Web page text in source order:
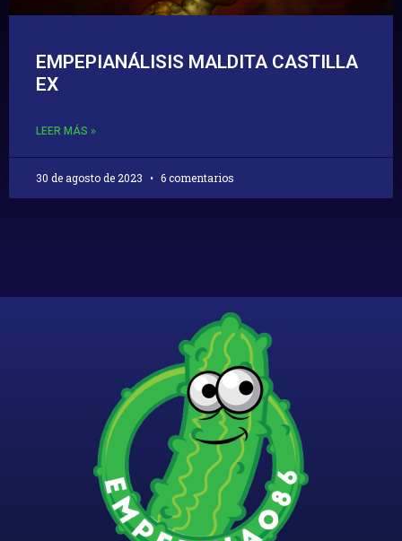
EMPEPIANÁLISIS MALDITA CASTILLA
EX
LEER MÁS »
30 de agosto de 2023 6 comentarios